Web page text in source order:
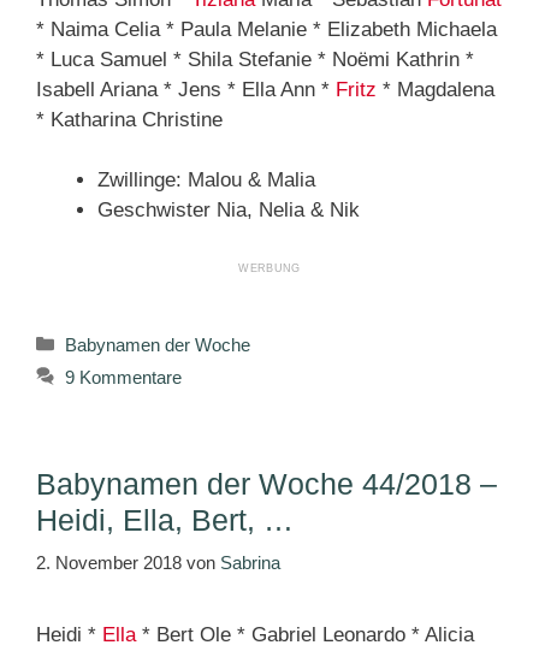
* Naima Celia * Paula Melanie * Elizabeth Michaela
* Luca Samuel * Shila Stefanie * Noëmi Kathrin *
Isabell Ariana * Jens * Ella Ann * Fritz * Magdalena
* Katharina Christine
Zwillinge: Malou & Malia
Geschwister Nia, Nelia & Nik
Kategorien
Babynamen der Woche
9 Kommentare
Babynamen der Woche 44/2018 –
Heidi, Ella, Bert, …
2. November 2018 von Sabrina
Heidi * Ella* Bert Ole * Gabriel Leonardo * Alicia